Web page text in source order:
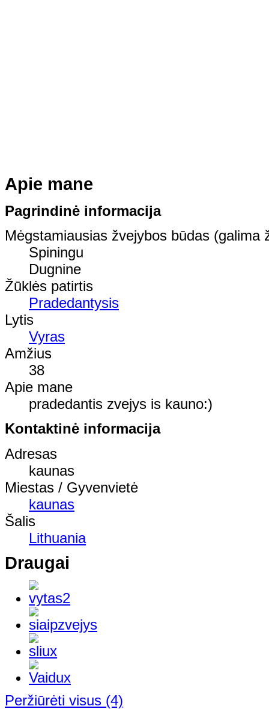
Apie mane
Pagrindinė informacija
Mėgstamiausias žvejybos būdas (galima
Spiningu
Dugnine
Žūklės patirtis
Pradedantysis
Lytis
Vyras
Amžius
38
Apie mane
pradedantis zvejys is kauno:)
Kontaktinė informacija
Adresas
kaunas
Miestas / Gyvenvietė
kaunas
Šalis
Lithuania
Draugai
Peržiūrėti visus (4)